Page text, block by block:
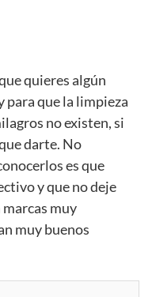
quieres algún
que la limpieza
no existen, si
darte. No
es que
y que no deje
muy
muy buenos